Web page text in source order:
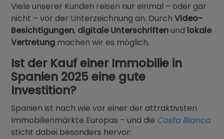
Viele unserer Kunden reisen nur einmal – oder gar
nicht – vor der Unterzeichnung an. DurchVideo-
Besichtigungen, digitale Unterschriftenund lokale
Vertretung machen wir es möglich.
Ist der Kauf einer Immobilie in
Spanien 2025 eine gute
Investition?
Spanien ist nach wie vor einer der attraktivsten
Immobilienmärkte Europas – und die Costa Blanca
sticht dabei besonders hervor: